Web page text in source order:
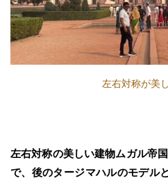
左右対称が美
左右対称の美しい建物ムガル帝
で、後のタージマハルのモデル